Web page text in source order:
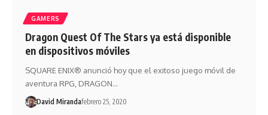
GAMERS
Dragon Quest Of The Stars ya está disponible
en dispositivos móviles
SQUARE ENIX® anunció hoy que el exitoso juego móvil de
aventura RPG, DRAGON…
David Mirandafebrero 25, 2020